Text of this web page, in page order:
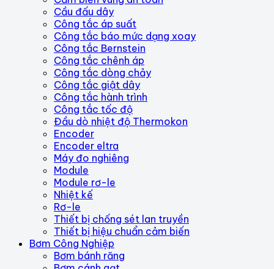
Cầu đấu dây
Công tắc áp suất
Công tắc báo mức dạng xoay
Công tắc Bernstein
Công tắc chênh áp
Công tắc dòng chảy
Công tắc giật dây
Công tắc hành trình
Công tắc tốc độ
Đầu dò nhiệt độ Thermokon
Encoder
Encoder eltra
Máy đo nghiêng
Module
Module rơ-le
Nhiệt kế
Rơ-le
Thiết bị chống sét lan truyền
Thiết bị hiệu chuẩn cảm biến
Bơm Công Nghiệp
Bơm bánh răng